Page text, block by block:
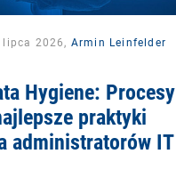
lipca 2026, Armin Leinfelder
Hygiene: Procesy
praktyki
administratorów IT